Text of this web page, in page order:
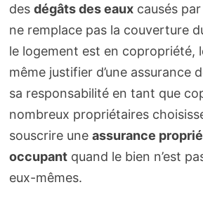
des dégâts des eauxcausés par
ne remplace pas la couverture
le logement est en copropriété,
même justifier d’une assurance
sa responsabilité en tant que
nombreux propriétaires
souscrire une assurance
occupantquand le bien n’est
eux-mêmes.